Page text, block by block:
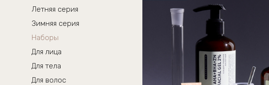
Летняя серия
Зимняя серия
Наборы
Для лица
Для тела
Для волос